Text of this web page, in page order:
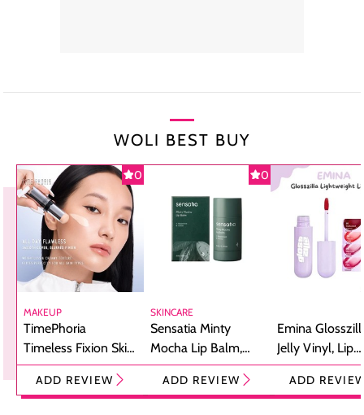
WOLI BEST BUY
0
MAKEUP
TimePhoria
Timeless Fixion Skin
Tint Stick,
Foundation dan
ADD REVIEW
0
SKINCARE
Sensatia Minty
Mocha Lip Balm,
Pelembap Bibir
dengan Aroma
ADD REVIEW
Emina
Jelly Vinyl, Lip
Cream Glossy
Ringan
ADD